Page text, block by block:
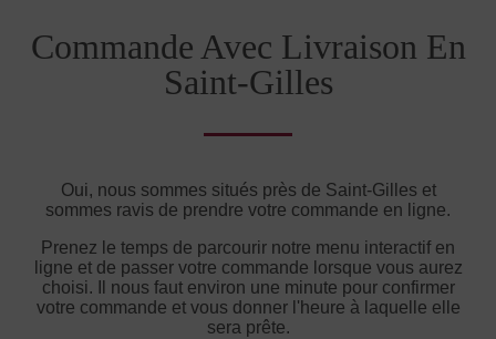
Commande Avec Livraison En
Saint-Gilles
Oui, nous sommes situés près de Saint-Gilles et
sommes ravis de prendre votre commande en ligne.
Prenez le temps de parcourir notre menu interactif en
ligne et de passer votre commande lorsque vous aurez
choisi. Il nous faut environ une minute pour confirmer
votre commande et vous donner l'heure à laquelle elle
sera prête.